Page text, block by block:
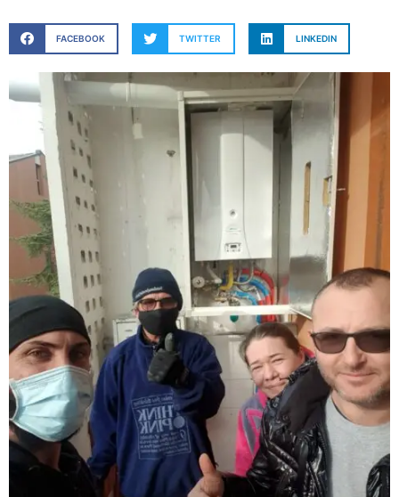
FACEBOOK TWITTER LINKEDIN